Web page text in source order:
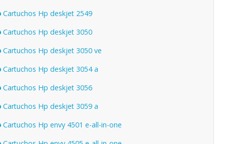
Cartuchos Hp deskjet 2549
Cartuchos Hp deskjet 3050
Cartuchos Hp deskjet 3050 ve
Cartuchos Hp deskjet 3054 a
Cartuchos Hp deskjet 3056
Cartuchos Hp deskjet 3059 a
Cartuchos Hp envy 4501 e-all-in-one